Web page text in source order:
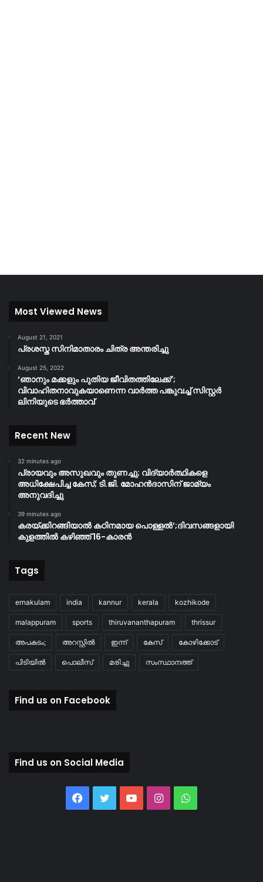
Most Viewed News
August 21, 2021
പ്രശസ്ത സിനിമാതാരം ചിത്ര അന്തരിച്ചു
August 25, 2022
‘ഞാനും മക്കളും പുതിയ ജീവിതത്തിലേക്ക്’;
വിവാഹിതനാവുകയാണെന്ന വാർത്ത പങ്കുവച്ച് സിസ്റ്റർ
ലിനിയുടെ ഭർത്താവ്
Recent New
32 minutes ago
പ്രായവും അസുഖവും തുണച്ചു; വിദ്യാർത്ഥികളെ
അധിക്ഷേപിച്ച കേസ്; ടി.ജി. മോഹൻദാസിന് ജാമ്യം
അനുവദിച്ചു
39 minutes ago
കരയ്ക്കിറങ്ങിയാൽ കഠിനമായ പൊള്ളൽ’;ദിവസങ്ങളായി
കുളത്തിൽ കഴിഞ്ഞ് 16-കാരൻ
Tags
ernakulam india kannur kerala kozhikode
malappuram sports thiruvananthapuram thrissur
അപകടം; അറസ്റ്റിൽ ഇന്ന് കേസ് കോഴിക്കോട്
പിടിയിൽ പൊലീസ് മരിച്ചു സംസ്ഥാനത്ത്
Find us on Facebook
Find us on Social Media
Facebook
TwitterYouTubeInstagramWhatsApp